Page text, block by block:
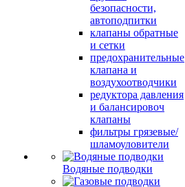
безопасности,
автоподпитки
клапаны обратные
и сетки
предохранительные
клапана и
воздухоотводчики
редуктора давления
и балансировоч
клапаны
фильтры грязевые/
шламоуловители
Водяные подводки